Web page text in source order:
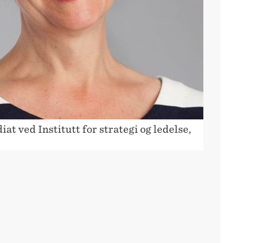
ved Institutt for strategi og ledelse,